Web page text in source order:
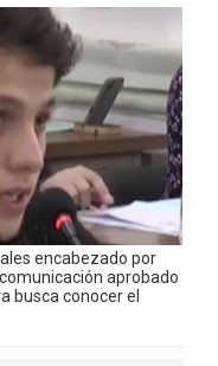
encabezado por
aprobado
busca conocer el